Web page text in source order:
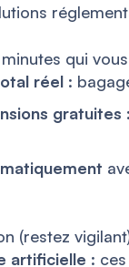
qui
réel :
gratuites
(restez
artificielle :